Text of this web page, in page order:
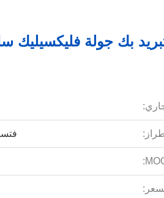
بك جولة فليكسيليك
فتسو 25/